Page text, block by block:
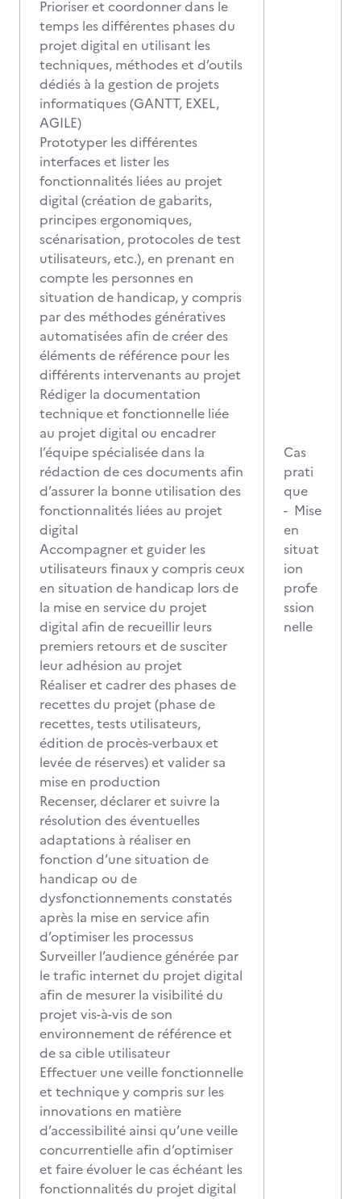
Prioriser et coordonner dans le
temps les différentes phases du
projet digital en utilisant les
techniques, méthodes et d’outils
dédiés à la gestion de projets
informatiques (GANTT, EXEL,
AGILE)
Prototyper les différentes
interfaces et lister les
fonctionnalités liées au projet
digital (création de gabarits,
principes ergonomiques,
scénarisation, protocoles de test
utilisateurs, etc.), en prenant en
compte les personnes en
situation de handicap, y compris
par des méthodes génératives
automatisées afin de créer des
éléments de référence pour les
différents intervenants au projet
Rédiger la documentation
technique et fonctionnelle liée
au projet digital ou encadrer
l’équipe spécialisée dans la
rédaction de ces documents afin
d’assurer la bonne utilisation des
fonctionnalités liées au projet
digital
Accompagner et guider les
utilisateurs finaux y compris ceux
en situation de handicap lors de
la mise en service du projet
digital afin de recueillir leurs
premiers retours et de susciter
leur adhésion au projet
Réaliser et cadrer des phases de
recettes du projet (phase de
recettes, tests utilisateurs,
édition de procès-verbaux et
levée de réserves) et valider sa
mise en production
Recenser, déclarer et suivre la
résolution des éventuelles
adaptations à réaliser en
fonction d’une situation de
handicap ou de
dysfonctionnements constatés
après la mise en service afin
d’optimiser les processus
Surveiller l’audience générée par
le trafic internet du projet digital
afin de mesurer la visibilité du
projet vis-à-vis de son
environnement de référence et
de sa cible utilisateur
Effectuer une veille fonctionnelle
et technique y compris sur les
innovations en matière
d’accessibilité ainsi qu’une veille
concurrentielle afin d’optimiser
et faire évoluer le cas échéant les
fonctionnalités du projet digital
Cas
prati
que
- Mise
en
situat
ion
profe
ssion
nelle